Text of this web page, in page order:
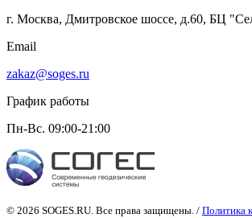
г. Москва, Дмитровское шоссе, д.60, БЦ
Email
zakaz@soges.ru
График работы
Пн-Вс. 09:00-21:00
© 2026 SOGES.RU. Все права защищены. / Политика